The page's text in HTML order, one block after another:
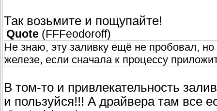
Так возьмите и пощупайте!
Quote ( FFFeodoroff)
Не знаю, эту заливку ещё не пробовал,
железе, если сначала к процессу
В том-то и привлекательность
и пользуйся!!! А драйвера там все